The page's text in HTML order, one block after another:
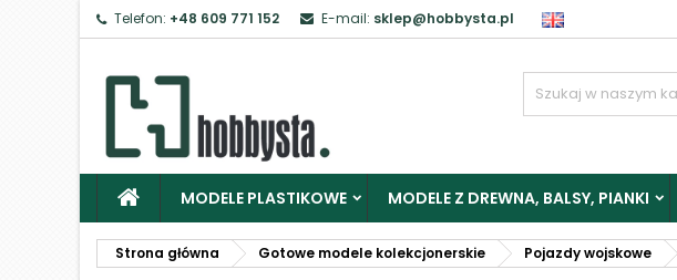
Telefon: +48 609 771 152 E-mail: sklep@hobbysta.pl
MODELE PLASTIKOWE MODELE Z DREWNA, BALSY, PIANKI
Strona główna Gotowe modele kolekcjonerskie Pojazdy wojskowe